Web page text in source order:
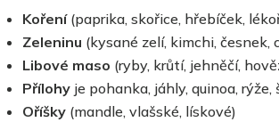
Koření(paprika, skořice, hřebíček,
Zeleninu (kysané zelí, kimchi, česnek,
Libové maso (ryby, krůtí, jehněčí,
Přílohy je pohanka, jáhly, quinoa, rýže,
Oříšky (mandle, vlašské, lískové)